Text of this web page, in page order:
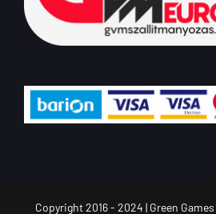
Copyright 2016 - 2024 | Green